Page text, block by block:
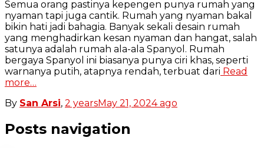
Semua orang pastinya kepengen punya rumah yang
nyaman tapi juga cantik. Rumah yang nyaman bakal
bikin hati jadi bahagia. Banyak sekali desain rumah
yang menghadirkan kesan nyaman dan hangat, salah
satunya adalah rumah ala-ala Spanyol. Rumah
bergaya Spanyol ini biasanya punya ciri khas, seperti
warnanya putih, atapnya rendah, terbuat dari Read
more…
By San Arsi, 2 yearsMay 21, 2024ago
Posts navigation